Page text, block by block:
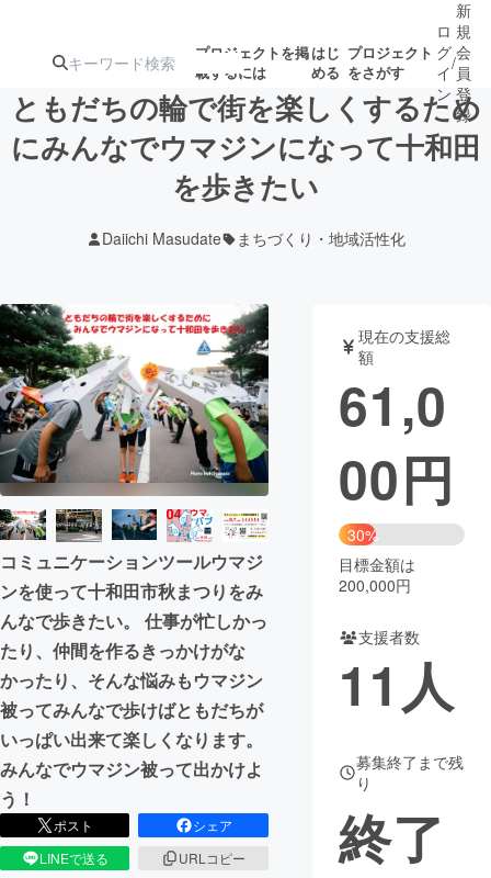
プロジェクトを掲
載するには
はじ
める
プロジェクト
をさがす
注目の新着プロ
ジェクト
募集終了が近いプ
テクノロジー・ガジェット
映像・映画 書籍・雑誌
ビジネス・起業 チャレンジ
まちづくり・地域活性化
CAMPFIRE for Social Good
CAMPFIRE Creation
CAMPFIREふるさと納税 machi-ya コミュニティ
ロ
グ
イ
ン
/
新
規
会
員
登
録
ともだちの輪で街を楽しくするため
にみんなでウマジンになって十和田
を歩きたい
Daiichi Masudate まちづくり・地域活性化
コミュニケーションツールウマジ
ンを使って十和田市秋まつりをみ
んなで歩きたい。 仕事が忙しかっ
たり、仲間を作るきっかけがな
かったり、そんな悩みもウマジン
被ってみんなで歩けばともだちが
いっぱい出来て楽しくなります。
みんなでウマジン被って出かけよ
う！
ポスト
シェア
LINEで送る
URLコピー
現在の支援総
額
61,0
00円
30%
目標金額は
200,000円
支援者数
11 人
募集終了まで残
り
終了